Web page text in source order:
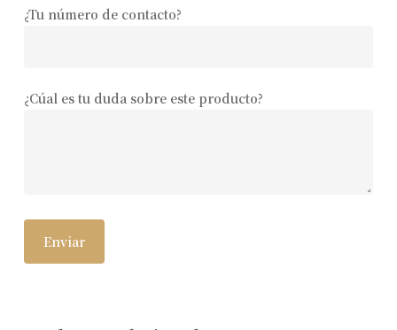
¿Tu número de contacto?
¿Cúal es tu duda sobre este producto?